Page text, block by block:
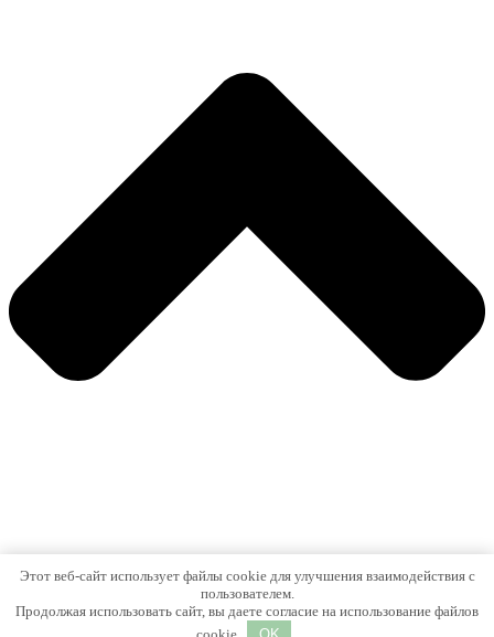
Этот веб-сайт использует файлы cookie для улучшения взаимодействия с
пользователем.
Продолжая использовать сайт, вы даете согласие на использование файлов